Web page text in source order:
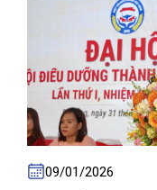
09/01/2026